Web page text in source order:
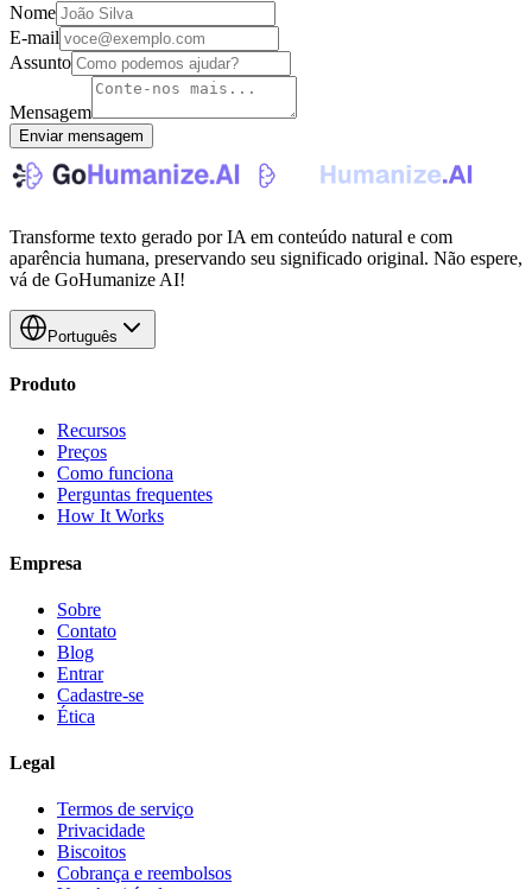
Nome
E-mail
Assunto
Mensagem
Enviar mensagem
Transforme texto gerado por IA em conteúdo natural e com
aparência humana, preservando seu significado original. Não espere,
vá de GoHumanize AI!
Português
Produto
Recursos
Preços
Como funciona
Perguntas frequentes
How It Works
Empresa
Sobre
Contato
Blog
Entrar
Cadastre-se
Ética
Legal
Termos de serviço
Privacidade
Biscoitos
Cobrança e reembolsos